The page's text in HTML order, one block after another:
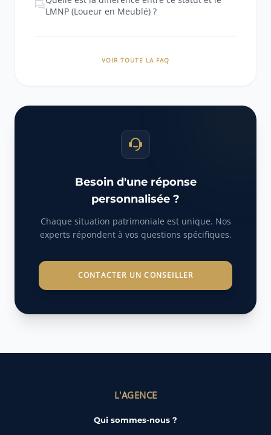
LMNP (Loueur en Meublé) ?
VOIR TOUTE LA FAQ
Besoin d'une réponse
personnalisée ?
Chaque situation patrimoniale est unique. Nos
experts répondent à vos questions spécifiques.
CONTACTER UN CONSEILLER
L'AGENCE
Qui sommes-nous ?